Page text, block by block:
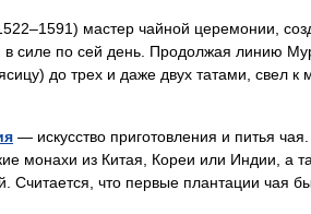
мастер чайной церемонии,
в силе по сей день. Продолжая линию
до трех и даже двух татами, свел
— искусство приготовления и питья
монахи из Китая, Кореи или Индии, а
Считается, что первые плантации чая